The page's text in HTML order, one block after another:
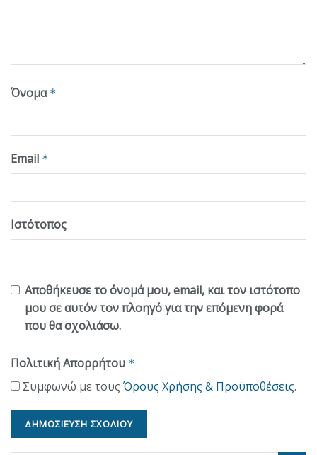
Όνομα *
Email *
Ιστότοπος
Αποθήκευσε το όνομά μου, email, και τον ιστότοπο
μου σε αυτόν τον πλοηγό για την επόμενη φορά
που θα σχολιάσω.
Πολιτική Απορρήτου *
Συμφωνώ με τους Όρους Χρήσης & Προϋποθέσεις.